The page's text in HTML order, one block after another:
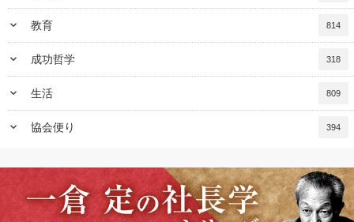
keyboard_arrow_down 教育 814
keyboard_arrow_down 成功哲学 318
keyboard_arrow_down 生活 809
keyboard_arrow_down 協会便り 394